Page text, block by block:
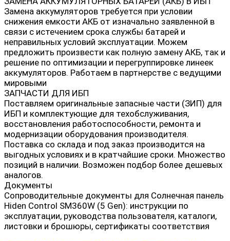
Замена аккумуляторов требуется при условии
снижения емкости АКБ от изначально заявленной в
связи с истечением срока службы батарей и
неправильных условий эксплуатации. Можем
предложить произвести как полную замену АКБ, так и
решение по оптимизации и перегруппировке линеек
аккумуляторов. Работаем в партнерстве с ведущими
мировыми
ЗАПЧАСТИ ДЛЯ ИБП
Поставляем оригинальные запасные части (ЗИП) для
ИБП и комплектующие для техобслуживания,
восстановления работоспособности, ремонта и
модернизации оборудования производителя.
Поставка со склада и под заказ производится на
выгодных условиях и в кратчайшие сроки. Множество
позиций в наличии. Возможен подбор более дешевых
аналогов.
Документы
Сопроводительные документы для Солнечная панель
Hiden Control SM360W (5 Gen): инструкции по
эксплуатации, руководства пользователя, каталоги,
листовки и брошюры, сертификаты соответствия